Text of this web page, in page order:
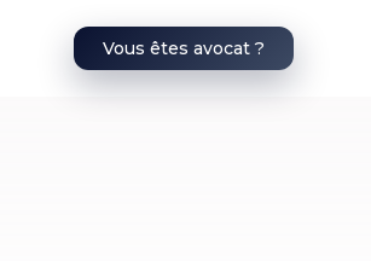
Vous êtes avocat ?